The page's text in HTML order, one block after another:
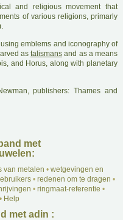
and religious movement that
of various religions, primarly
emblems and iconography of
as talismans and as a means
and Horus, along with planetary
publishers: Thames and
met
van metalen • wetgevingen en
• redenen om te dragen •
• ringmaat-referentie •
Help
met adin :